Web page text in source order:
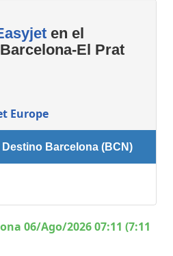
en el
El Prat
Europe
Barcelona (BCN)
06/Ago/2026 07:11 (7:11